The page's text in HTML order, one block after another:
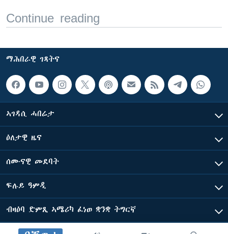
Continue reading
ማሕበራዊ ገጻትና
ኣገዳሲ ሓበሬታ
ዕለታዊ ዜና
ሰሙናዊ መደባት
ፍሉይ ዓምዲ
ብዛዕባ ድምጺ ኣሜሪካ ፈነወ ቋንቋ ትግርኛ